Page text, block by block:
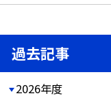
過去記事
2026年度